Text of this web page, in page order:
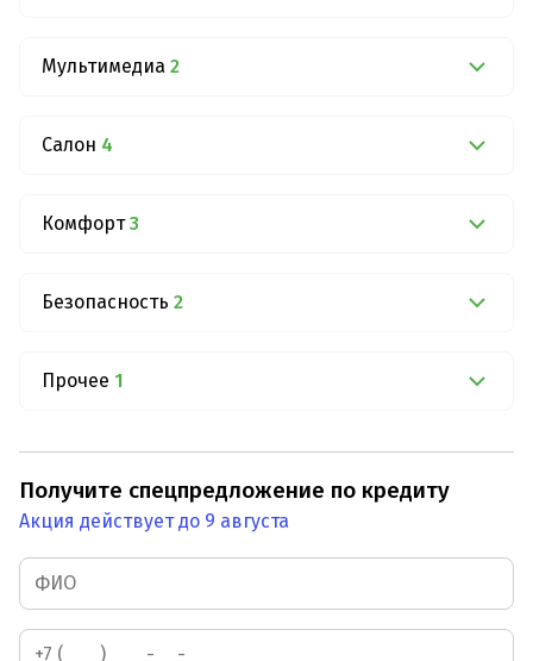
Мультимедиа 2
Салон 4
Комфорт 3
Безопасность 2
Прочее 1
Получите спецпредложение по кредиту
Акция действует до 9 августа